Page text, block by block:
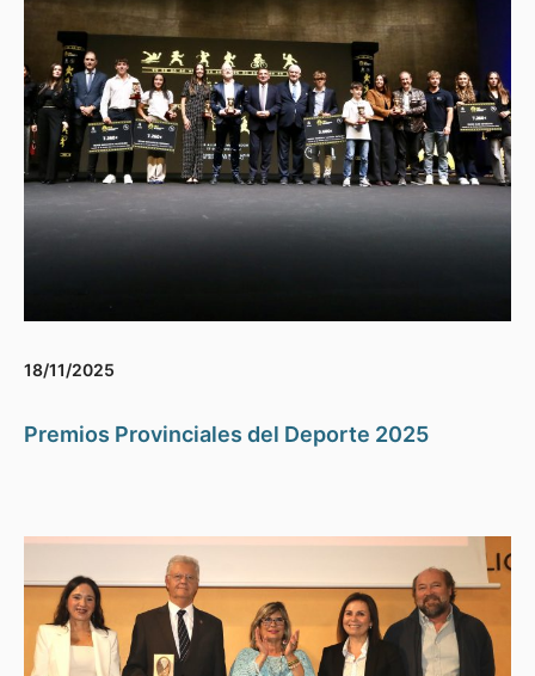
18/11/2025
Premios Provinciales del Deporte 2025